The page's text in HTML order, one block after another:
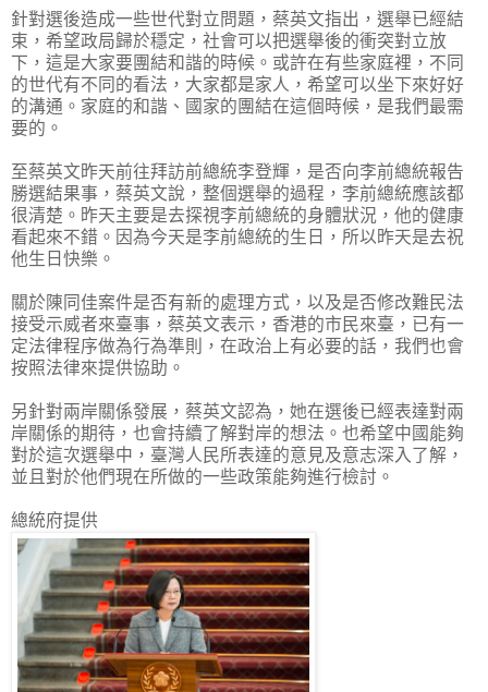
針對選後造成一些世代對立問題，蔡英文指出，選舉已經結
束，希望政局歸於穩定，社會可以把選舉後的衝突對立放
下，這是大家要團結和諧的時候。或許在有些家庭裡，不同
的世代有不同的看法，大家都是家人，希望可以坐下來好好
的溝通。家庭的和諧、國家的團結在這個時候，是我們最需
要的。
至蔡英文昨天前往拜訪前總統李登輝，是否向李前總統報告
勝選結果事，蔡英文說，整個選舉的過程，李前總統應該都
很清楚。昨天主要是去探視李前總統的身體狀況，他的健康
看起來不錯。因為今天是李前總統的生日，所以昨天是去祝
他生日快樂。
關於陳同佳案件是否有新的處理方式，以及是否修改難民法
接受示威者來臺事，蔡英文表示，香港的市民來臺，已有一
定法律程序做為行為準則，在政治上有必要的話，我們也會
按照法律來提供協助。
另針對兩岸關係發展，蔡英文認為，她在選後已經表達對兩
岸關係的期待，也會持續了解對岸的想法。也希望中國能夠
對於這次選舉中，臺灣人民所表達的意見及意志深入了解，
並且對於他們現在所做的一些政策能夠進行檢討。
總統府提供